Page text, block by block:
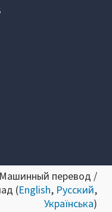
перевод /
(English, Русский,
Українська)